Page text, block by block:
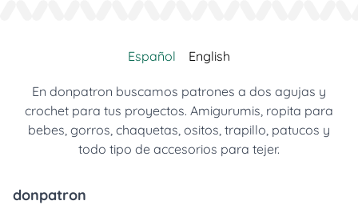
Español English
En donpatron buscamos patrones a dos agujas y
crochet para tus proyectos. Amigurumis, ropita para
bebes, gorros, chaquetas, ositos, trapillo, patucos y
todo tipo de accesorios para tejer.
donpatron